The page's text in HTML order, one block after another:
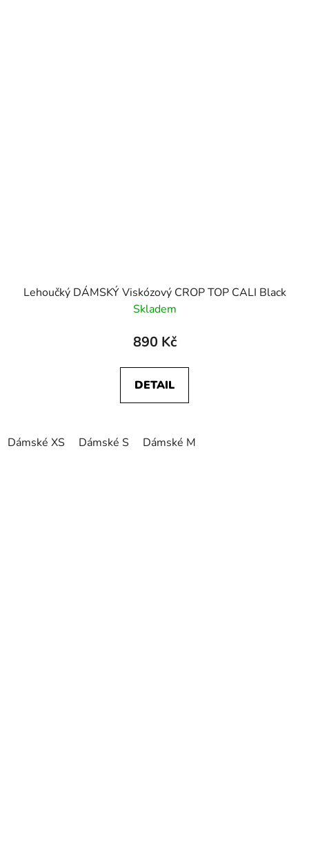
Lehoučký DÁMSKÝ Viskózový CROP TOP CALI Black
Skladem
890 Kč
DETAIL
Dámské XS Dámské S Dámské M